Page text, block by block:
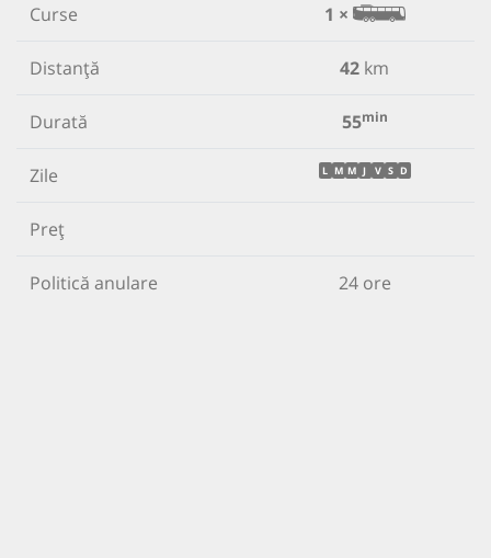
Curse 1 ×
Distanță 42 km
Durată 55min
Zile L M M J V S D
Preț
Politică anulare 24 ore